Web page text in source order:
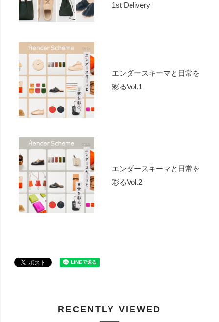
1st Delivery
エンダースキーマと日常を
彩るVol.1
エンダースキーマと日常を
彩るVol.2
RECENTLY VIEWED